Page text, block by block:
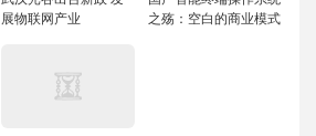
展物联网产业
之殇：空白的商业模式